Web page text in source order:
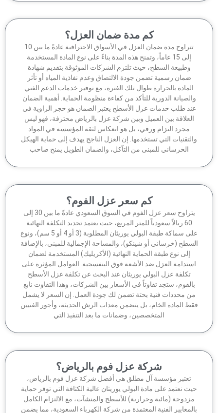
كم مدة ضمان العزل؟
تتراوح مدة ضمان العزل في الأسواق الاحترافية عادةً ما بين 10
إلى 15 عاماً، وتمنح هذه المدة بناءً على نوع المادة المستخدمة
وطبيعة السطح، حيث تلتزم الشركات الموثوقة بتقديم شهادة
ضمان رسمية تضمن جودة الالتصاق وعدم نفاذية المياه أو تأثر
المادة بالحرارة طوال تلك الفترة، مع توفير خدمات الدعم الفني
الدورية للتأكد من كفاءة منظومة الحماية. أهمية الضمان
طلب خدمات عزل الأسطح يعتبر الضمان هو حجر الزاوية في
بين العميل وبين شركة عزل بالرياض محترفة، فهو ليس
مجرد التزام ورقي، بل هو انعكاس لثقة المؤسسة في المواد
التي تستخدمها. إن العزل الناجح يهدف إلى حماية الهيكل
الخرساني للمبنى من التآكل، والضمان الطويل يمنح صاحب
كم سعر عزل الفوم؟
يتراوح سعر عزل الفوم في السوق السعودي عادةً ما بين 30 إلى
60 ريالاً سعودياً للمتر المربع، حيث يعتمد تحديد التكلفة النهائية
على سماكة طبقة البولي يوريثان المطلوبة (3 أو 4 أو 5 سم)، ونوع
(خرساني أو شينكو)، والمساحة الإجمالية للمبنى، بالإضافة
إلى نوع طبقة الحماية النهائية (الأكريليك) المستخدمة لضمان
العزل ضد الأشعة فوق البنفسجية. العوامل المؤثرة على
تكلفة عزل البولي يوريثان عند البحث عن تكلفة عزل الأسطح
ستجد تفاوتاً في الأسعار بين الشركات، وهذا التفاوت نابع
محددات فنية بحتة تضمن لك جودة العمل. إن السعر لا يشمل
المادة الخام، بل يتضمن معدات الرش الحديثة، وأجور الفنيين
المتخصصين، وضمانات ما بعد التنفيذ التي
شركة عزل فوم بالرياض؟
تعتبر مؤسسة آل مطلق هي أفضل شركة عزل فوم بالرياض،
نعتمد على مادة البولي يوريثان عالية الكثافة التي توفر حماية
(مائية وحرارية) للأسطح والمنشآت، مع الالتزام الكامل
الفنية المعتمدة من شركة الكهرباء السعودية، مما يضمن